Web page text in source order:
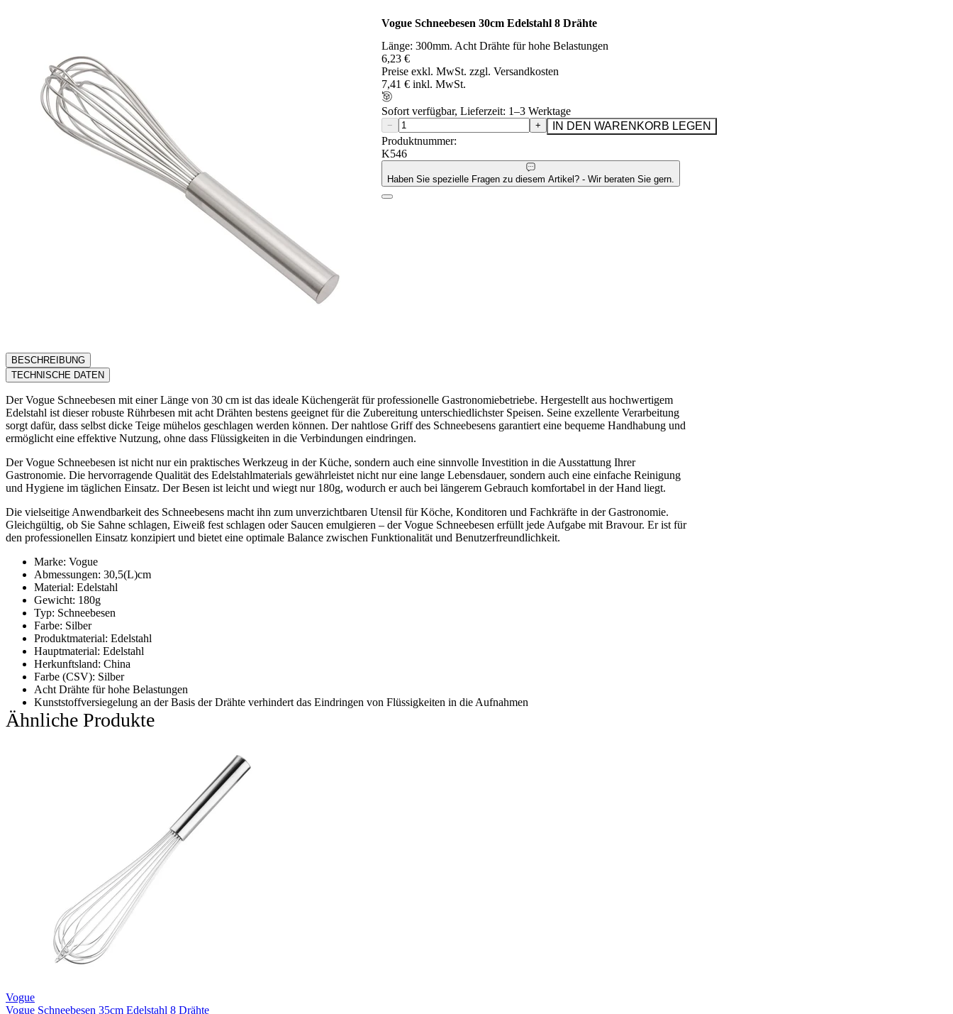
Vogue Schneebesen 30cm Edelstahl 8 Drähte
Länge: 300mm. Acht Drähte für hohe Belastungen
6,23 €
Preise exkl. MwSt. zzgl. Versandkosten
7,41 € inkl. MwSt.
Sofort verfügbar, Lieferzeit: 1–3 Werktage
− +
IN DEN WARENKORB LEGEN
Produktnummer:
K546
Haben Sie spezielle Fragen zu diesem Artikel? - Wir beraten Sie gern.
BESCHREIBUNG
TECHNISCHE DATEN
Der Vogue Schneebesen mit einer Länge von 30 cm ist das ideale Küchengerät für professionelle Gastronomiebetriebe. Hergestellt aus hochwertigem
Edelstahl ist dieser robuste Rührbesen mit acht Drähten bestens geeignet für die Zubereitung unterschiedlichster Speisen. Seine exzellente Verarbeitung
sorgt dafür, dass selbst dicke Teige mühelos geschlagen werden können. Der nahtlose Griff des Schneebesens garantiert eine bequeme Handhabung und
ermöglicht eine effektive Nutzung, ohne dass Flüssigkeiten in die Verbindungen eindringen.
Der Vogue Schneebesen ist nicht nur ein praktisches Werkzeug in der Küche, sondern auch eine sinnvolle Investition in die Ausstattung Ihrer
Gastronomie. Die hervorragende Qualität des Edelstahlmaterials gewährleistet nicht nur eine lange Lebensdauer, sondern auch eine einfache Reinigung
und Hygiene im täglichen Einsatz. Der Besen ist leicht und wiegt nur 180g, wodurch er auch bei längerem Gebrauch komfortabel in der Hand liegt.
Die vielseitige Anwendbarkeit des Schneebesens macht ihn zum unverzichtbaren Utensil für Köche, Konditoren und Fachkräfte in der Gastronomie.
Gleichgültig, ob Sie Sahne schlagen, Eiweiß fest schlagen oder Saucen emulgieren – der Vogue Schneebesen erfüllt jede Aufgabe mit Bravour. Er ist für
den professionellen Einsatz konzipiert und bietet eine optimale Balance zwischen Funktionalität und Benutzerfreundlichkeit.
Marke: Vogue
Abmessungen: 30,5(L)cm
Material: Edelstahl
Gewicht: 180g
Typ: Schneebesen
Farbe: Silber
Produktmaterial: Edelstahl
Hauptmaterial: Edelstahl
Herkunftsland: China
Farbe (CSV): Silber
Acht Drähte für hohe Belastungen
Kunststoffversiegelung an der Basis der Drähte verhindert das Eindringen von Flüssigkeiten in die Aufnahmen
Ähnliche Produkte
Vogue
Vogue Schneebesen 35cm Edelstahl 8 Drähte